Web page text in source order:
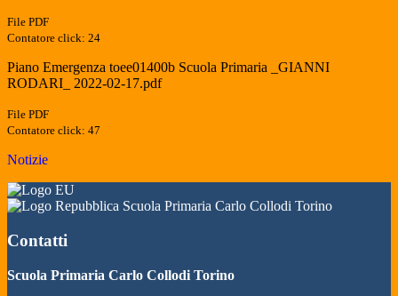
File PDF
Contatore click: 24
Piano Emergenza toee01400b Scuola Primaria _GIANNI
RODARI_ 2022-02-17.pdf
File PDF
Contatore click: 47
Notizie
Scuola Primaria Carlo Collodi Torino
Contatti
Scuola Primaria Carlo Collodi Torino